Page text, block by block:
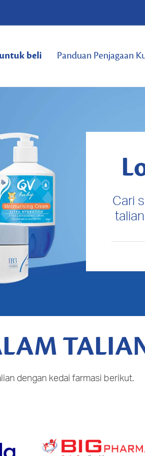
beli Panduan Penjagaan
Cari
dengan kedai farmasi berikut.